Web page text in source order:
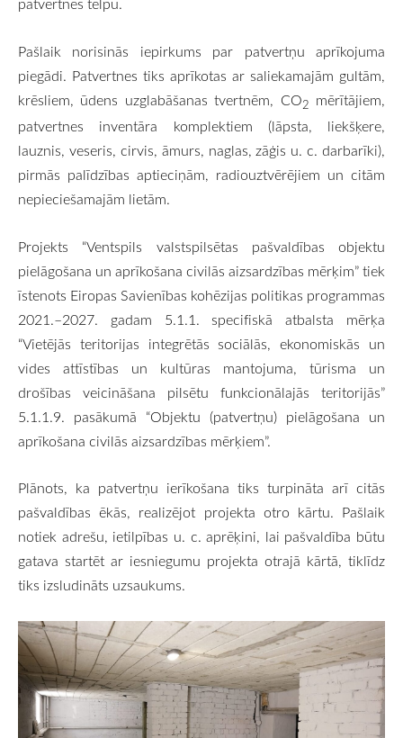
Pašlaik norisinās iepirkums par patvertņu aprīkojuma
piegādi. Patvertnes tiks aprīkotas ar saliekamajām gultām,
krēsliem, ūdens uzglabāšanas tvertnēm, CO2 mērītājiem,
patvertnes inventāra komplektiem (lāpsta, liekšķere,
lauznis, veseris, cirvis, āmurs, naglas, zāģis u. c. darbarīki),
pirmās palīdzības aptieciņām, radiouztvērējiem un citām
nepieciešamajām lietām.
Projekts “Ventspils valstspilsētas pašvaldības objektu
pielāgošana un aprīkošana civilās aizsardzības mērķim” tiek
īstenots Eiropas Savienības kohēzijas politikas programmas
2021.–2027. gadam 5.1.1. specifiskā atbalsta mērķa
“Vietējās teritorijas integrētās sociālās, ekonomiskās un
vides attīstības un kultūras mantojuma, tūrisma un
drošības veicināšana pilsētu funkcionālajās teritorijās”
5.1.1.9. pasākumā “Objektu (patvertņu) pielāgošana un
aprīkošana civilās aizsardzības mērķiem”.
Plānots, ka patvertņu ierīkošana tiks turpināta arī citās
pašvaldības ēkās, realizējot projekta otro kārtu. Pašlaik
notiek adrešu, ietilpības u. c. aprēķini, lai pašvaldība būtu
gatava startēt ar iesniegumu projekta otrajā kārtā, tiklīdz
tiks izsludināts uzsaukums.